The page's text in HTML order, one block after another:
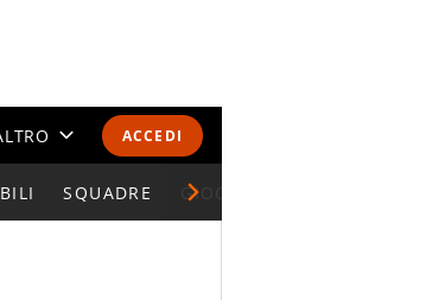
ACCEDI
CALENDARI E CLASSIFICHE
SQUADRE GIOCATORI SERIE A